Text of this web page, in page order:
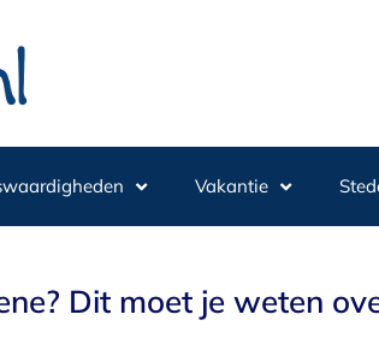
Vakantie
Dit moet je weten